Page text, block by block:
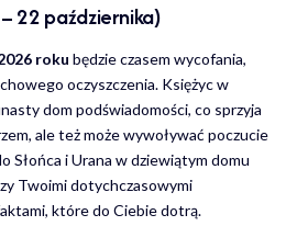
22 października)
roku będzie czasem wycofania,
oczyszczenia. Księżyc w
dom podświadomości, co sprzyja
ale też może wywoływać poczucie
Słońca i Urana w dziewiątym domu
Twoimi dotychczasowymi
które do Ciebie dotrą.